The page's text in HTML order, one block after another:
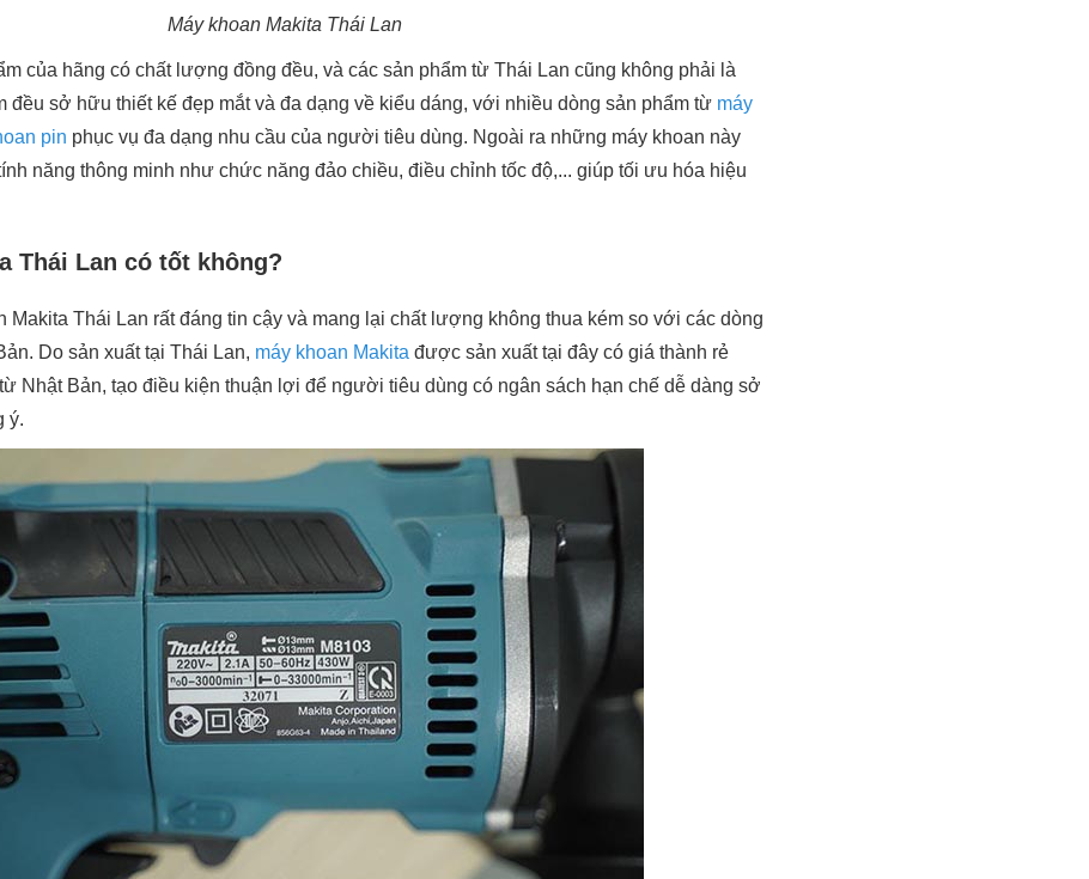
Máy khoan Makita Thái Lan
của hãng có chất lượng đồng đều, và các sản phẩm từ Thái Lan cũng không phải là
đều sở hữu thiết kế đẹp mắt và đa dạng về kiểu dáng, với nhiều dòng sản phẩm từ máy
pin phục vụ đa dạng nhu cầu của người tiêu dùng. Ngoài ra những máy khoan này
năng thông minh như chức năng đảo chiều, điều chỉnh tốc độ,... giúp tối ưu hóa hiệu
Thái Lan có tốt không?
Makita Thái Lan rất đáng tin cậy và mang lại chất lượng không thua kém so với các dòng
Do sản xuất tại Thái Lan, máy khoan Makita được sản xuất tại đây có giá thành rẻ
Nhật Bản, tạo điều kiện thuận lợi để người tiêu dùng có ngân sách hạn chế dễ dàng sở
ý.